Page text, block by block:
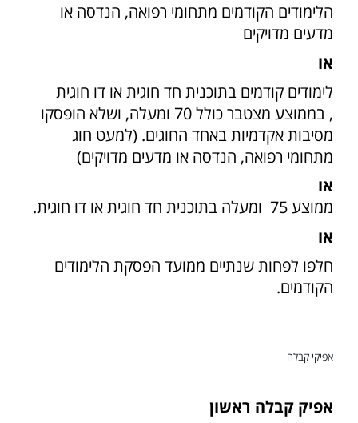
הלימודים הקודמים מתחומי רפואה, הנדסה או
מדעים מדויקים
או
לימודים קודמים בתוכנית חד חוגית או דו חוגית
, בממוצע מצטבר כולל 70 ומעלה, ושלא הופסקו
מסיבות אקדמיות באחד החוגים. (למעט חוג
מתחומי רפואה, הנדסה או מדעים מדויקים)
או
ממוצע 75 ומעלה בתוכנית חד חוגית או דו חוגית.
או
חלפו לפחות שנתיים ממועד הפסקת הלימודים
הקודמים.
אפיקי קבלה
אפיק קבלה ראשון